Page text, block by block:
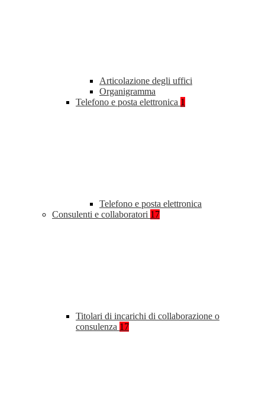
Articolazione degli uffici
Organigramma
Telefono e posta elettronica 1
Telefono e posta elettronica
Consulenti e collaboratori 17
Titolari di incarichi di collaborazione o
consulenza 17